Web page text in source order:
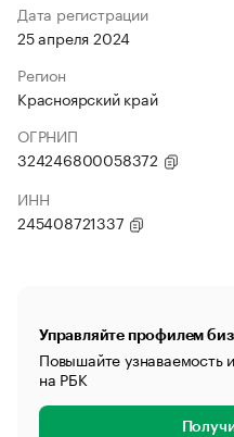
Дата регистрации
25 апреля 2024
Регион
Красноярский край
ОГРНИП
324246800058372
ИНН
245408721337
Управляйте профилем
Повышайте узнаваемость
на РБК